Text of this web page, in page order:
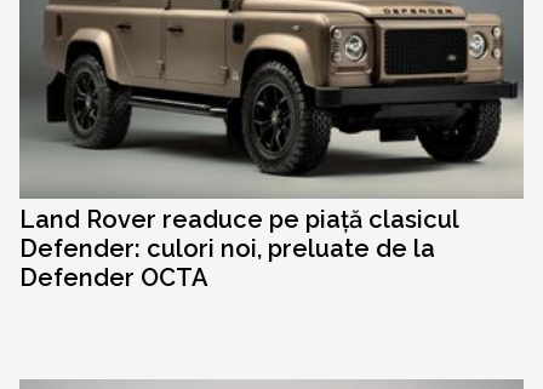
Land Rover readuce pe piață clasicul
Defender: culori noi, preluate de la
Defender OCTA